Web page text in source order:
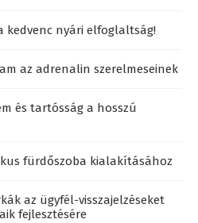
kedvenc nyári elfoglaltság!
az adrenalin szerelmeseinek
és tartósság a hosszú
fürdőszoba kialakításához
az ügyfél-visszajelzéseket
fejlesztésére